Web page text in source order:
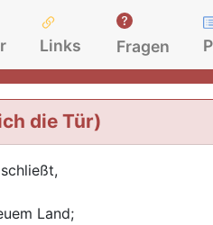
Links Fragen
die Tür)
Land;